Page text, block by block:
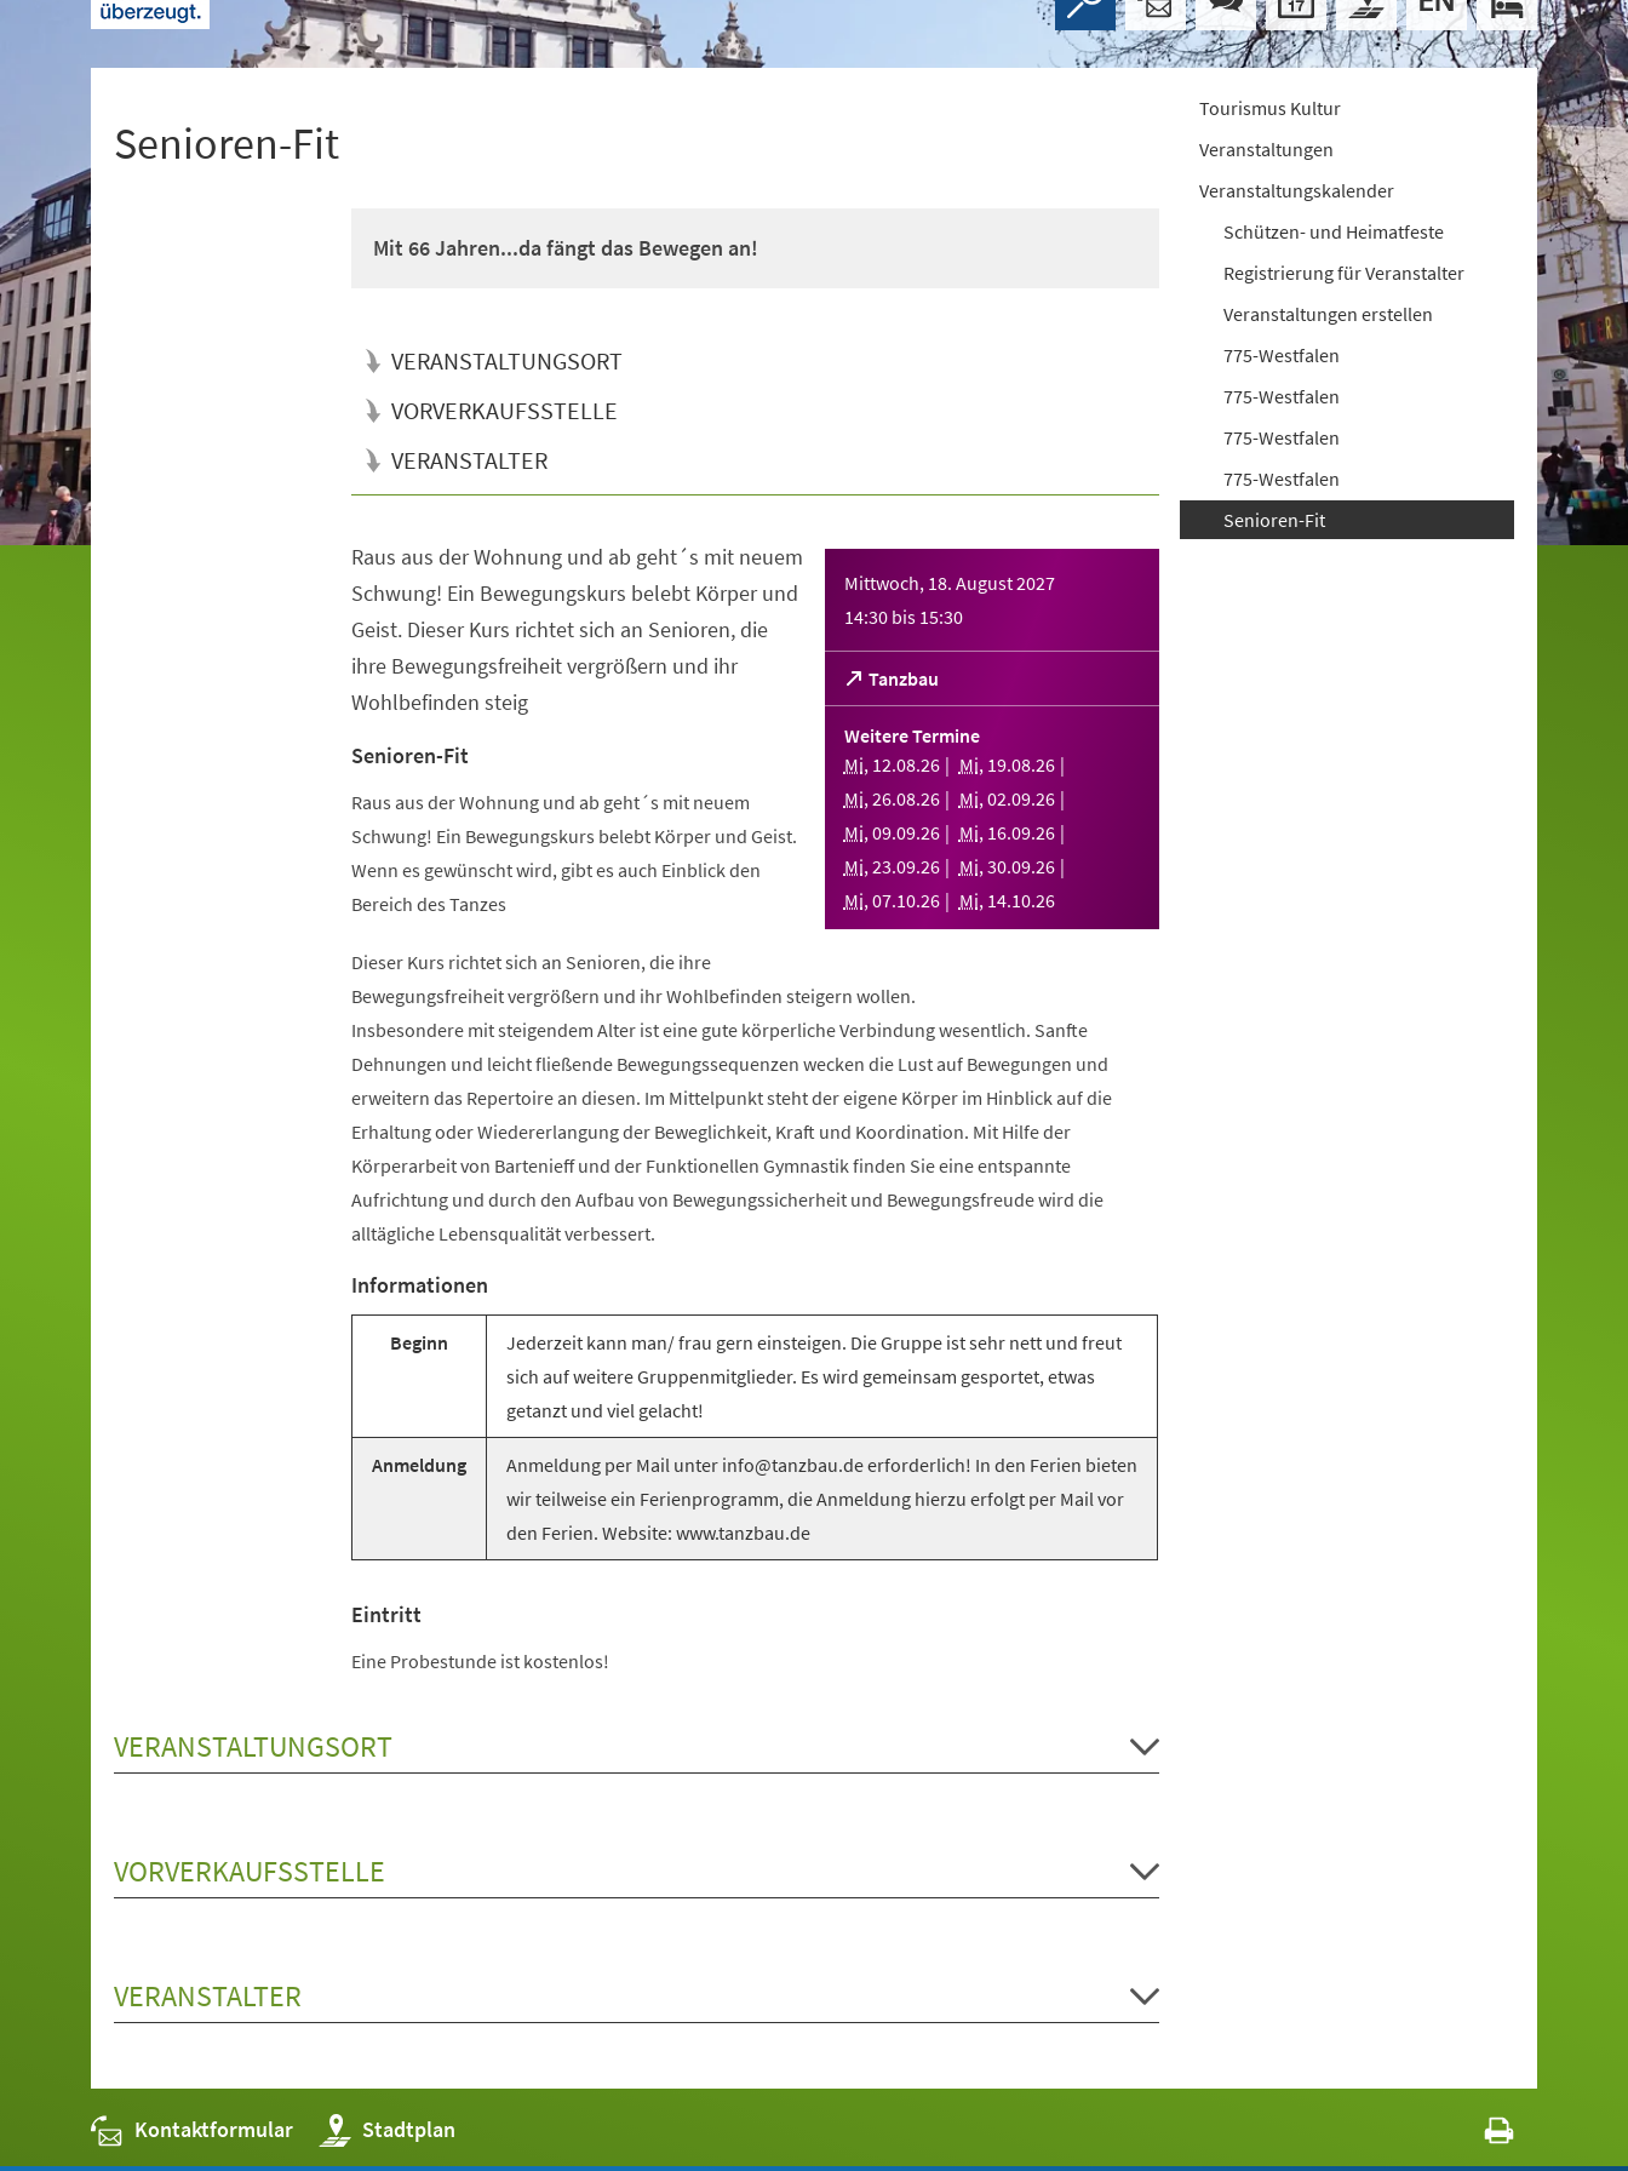
Senioren-Fit
Mit 66 Jahren...da fängt das Bewegen an!
VERANSTALTUNGSORT
VORVERKAUFSSTELLE
VERANSTALTER
Mittwoch, 18. August 2027
14:30 bis 15:30
Tanzbau
(Öffnet
in
einem
neuen
Tab)
Weitere Termine
Mi, 12.08.26 Mi, 19.08.26
Mi,26.08.26 Mi,02.09.26
Mi,09.09.26 Mi, 16.09.26
Mi,23.09.26 Mi,30.09.26
Mi,07.10.26 Mi, 14.10.26
Raus aus der Wohnung und ab geht´s mit neuem
Schwung! Ein Bewegungskurs belebt Körper und
Geist. Dieser Kurs richtet sich an Senioren, die
ihre Bewegungsfreiheit vergrößern und ihr
Wohlbefinden steig
Senioren-Fit
Raus aus der Wohnung und ab geht´s mit neuem
Schwung! Ein Bewegungskurs belebt Körper und Geist.
Wenn es gewünscht wird, gibt es auch Einblick den
Bereich des Tanzes
Dieser Kurs richtet sich an Senioren, die ihre
Bewegungsfreiheit vergrößern und ihr Wohlbefinden steigern wollen.
Insbesondere mit steigendem Alter ist eine gute körperliche Verbindung wesentlich. Sanfte
Dehnungen und leicht fließende Bewegungssequenzen wecken die Lust auf Bewegungen und
erweitern das Repertoire an diesen. Im Mittelpunkt steht der eigene Körper im Hinblick auf die
Erhaltung oder Wiedererlangung der Beweglichkeit, Kraft und Koordination. Mit Hilfe der
Körperarbeit von Bartenieff und der Funktionellen Gymnastik finden Sie eine entspannte
Aufrichtung und durch den Aufbau von Bewegungssicherheit und Bewegungsfreude wird die
alltägliche Lebensqualität verbessert.
Informationen
Beginn
Jederzeit kann man/ frau gern einsteigen. Die Gruppe ist sehr nett und freut
sich auf weitere Gruppenmitglieder. Es wird gemeinsam gesportet, etwas
getanzt und viel gelacht!
Anmeldung
Anmeldung per Mail unter info@tanzbau.de erforderlich! In den Ferien bieten
wir teilweise ein Ferienprogramm, die Anmeldung hierzu erfolgt per Mail vor
den Ferien. Website: www.tanzbau.de
Eintritt
Eine Probestunde ist kostenlos!
VERANSTALTUNGSORT
VORVERKAUFSSTELLE
VERANSTALTER
Tourismus Kultur
Veranstaltungen
Veranstaltungskalender
Schützen- und Heimatfeste
Registrierung für Veranstalter
Veranstaltungen erstellen
775-Westfalen
775-Westfalen
775-Westfalen
775-Westfalen
Senioren-Fit
Kontaktformular Stadtplan
(Öffnet
in